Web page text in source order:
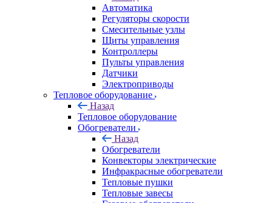
Автоматика
Регуляторы скорости
Смесительные узлы
Щиты управления
Контроллеры
Пульты управления
Датчики
Электроприводы
Тепловое оборудование
Назад
Тепловое оборудование
Обогреватели
Назад
Обогреватели
Конвекторы электрические
Инфракрасные обогреватели
Тепловые пушки
Тепловые завесы